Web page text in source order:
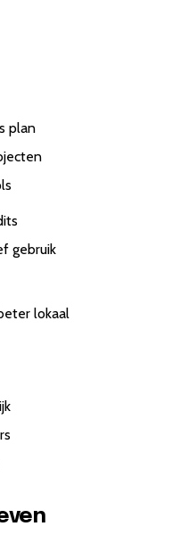
plan
gebruik
lokaal